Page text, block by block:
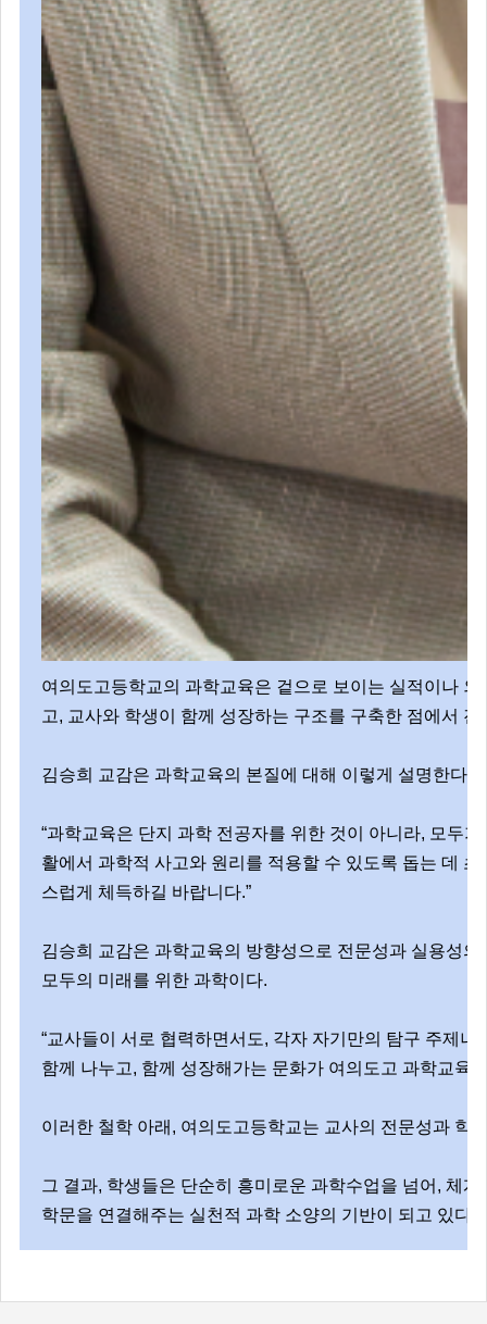
여의도고등학교의 과학교육은 겉으로 보이는 실적이나
고, 교사와 학생이 함께 성장하는 구조를 구축한 점에서
김승희 교감은 과학교육의 본질에 대해 이렇게 설명한다.
“과학교육은 단지 과학 전공자를 위한 것이 아니라, 모두
활에서 과학적 사고와 원리를 적용할 수 있도록 돕는 데
스럽게 체득하길 바랍니다.”
김승희 교감은 과학교육의 방향성으로 전문성과 실용성
모두의 미래를 위한 과학이다.
“교사들이 서로 협력하면서도, 각자 자기만의 탐구 주제
함께 나누고, 함께 성장해가는 문화가 여의도고 과학교육
이러한 철학 아래, 여의도고등학교는 교사의 전문성과 학
그 결과, 학생들은 단순히 흥미로운 과학수업을 넘어, 체
학문을 연결해주는 실천적 과학 소양의 기반이 되고 있다.